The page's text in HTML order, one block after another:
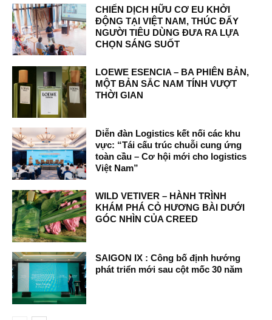
CHIẾN DỊCH HỮU CƠ EU KHỞI
ĐỘNG TẠI VIỆT NAM, THÚC ĐẨY
NGƯỜI TIÊU DÙNG ĐƯA RA LỰA
CHỌN SÁNG SUỐT
LOEWE ESENCIA – BA PHIÊN BẢN,
MỘT BẢN SẮC NAM TÍNH VƯỢT
THỜI GIAN
Diễn đàn Logistics kết nối các khu
vực: “Tái cấu trúc chuỗi cung ứng
toàn cầu – Cơ hội mới cho logistics
Việt Nam”
WILD VETIVER – HÀNH TRÌNH
KHÁM PHÁ CỎ HƯƠNG BÀI DƯỚI
GÓC NHÌN CỦA CREED
SAIGON IX : Công bố định hướng
phát triển mới sau cột mốc 30 năm